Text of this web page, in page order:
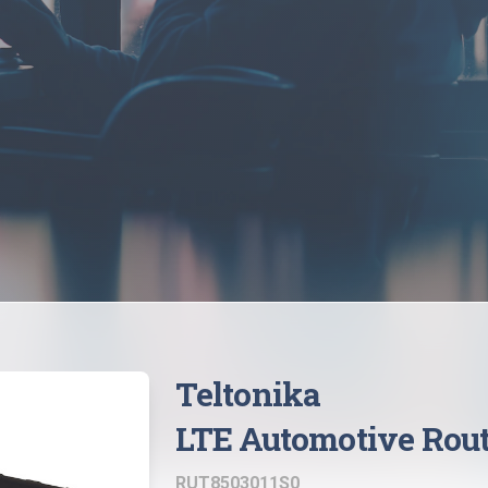
Teltonika
LTE Automotive
RUT8503011S0